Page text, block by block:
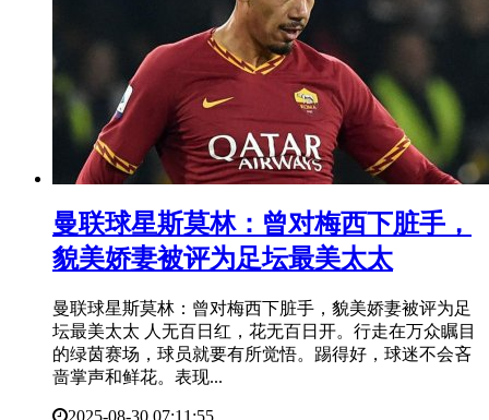
​曼联球星斯莫林：曾对梅西下脏手，
貌美娇妻被评为足坛最美太太
曼联球星斯莫林：曾对梅西下脏手，貌美娇妻被评为足
坛最美太太 人无百日红，花无百日开。行走在万众瞩目
的绿茵赛场，球员就要有所觉悟。踢得好，球迷不会吝
啬掌声和鲜花。表现...
2025-08-30 07:11:55